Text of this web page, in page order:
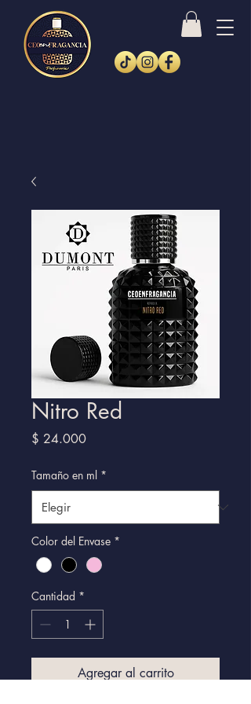
Nitro Red
$ 24.000Precio
Tamaño en ml *
Color del Envase *
Cantidad *
Agregar al carrito